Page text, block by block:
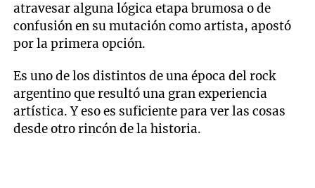
atravesar alguna lógica etapa brumosa o de
confusión en su mutación como artista, apostó
por la primera opción.
Es uno de los distintos de una época del rock
argentino que resultó una gran experiencia
artística. Y eso es suficiente para ver las cosas
desde otro rincón de la historia.